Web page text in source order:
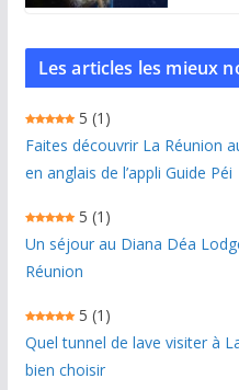
Les articles les mieux
5 (1)
Faites découvrir La Réunion
en anglais de l’appli Guide Péi
5 (1)
Un séjour au Diana Déa
Réunion
5 (1)
Quel tunnel de lave visiter à
bien choisir